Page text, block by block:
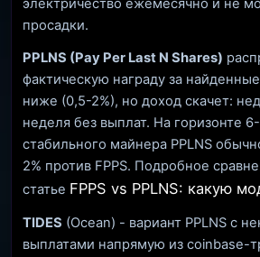
электричество ежемесячно и не
просадки.
PPLNS (Pay Per Last N Shares)
фактическую награду за
ниже (0,5-2%), но доход скачет:
неделя без выплат. На горизонте
стабильного майнера PPLNS
2% против FPPS. Подробное
статье FPPS vs PPLNS: какую
TIDES (Ocean) - вариант PPLNS с
выплатами напрямую из coinbase-